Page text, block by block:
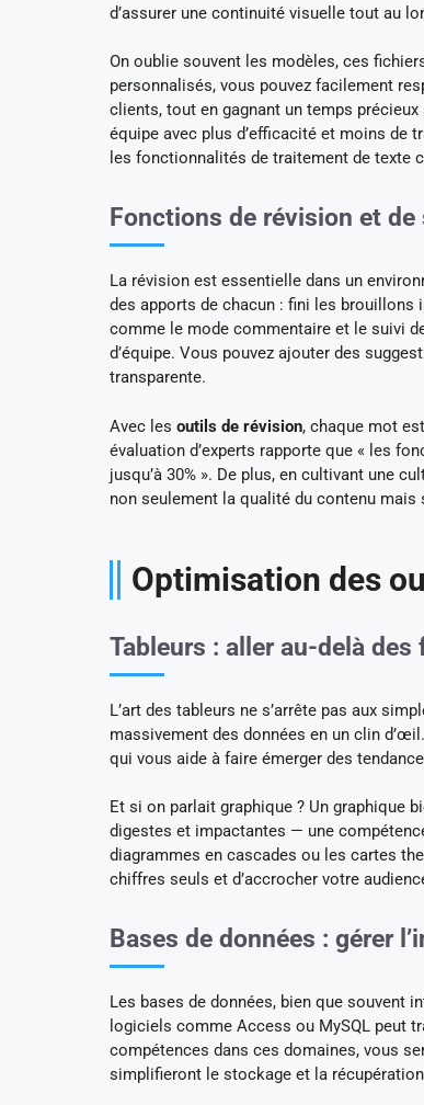
d’assurer une continuité visuelle tout au
On oublie souvent les modèles, ces
personnalisés, vous pouvez facilement
clients, tout en gagnant un temps
équipe avec plus d’efficacité et moins de
les fonctionnalités de traitement de texte
Fonctions de révision et
La révision est essentielle dans un
des apports de chacun : fini les brouillons
comme le mode commentaire et le suivi
d’équipe. Vous pouvez ajouter des
transparente.
Avec les outils de révision, chaque mot
évaluation d’experts rapporte que « les
jusqu’à 30% ». De plus, en cultivant une
non seulement la qualité du contenu
Optimisation des
Tableurs : aller au-delà des
L’art des tableurs ne s’arrête pas aux
massivement des données en un clin
qui vous aide à faire émerger des
Et si on parlait graphique ? Un graphique
digestes et impactantes — une
diagrammes en cascades ou les cartes
chiffres seuls et d’accrocher votre
Bases de données : gérer
Les bases de données, bien que souvent
logiciels comme Access ou MySQL peut
compétences dans ces domaines, vous
simplifieront le stockage et la